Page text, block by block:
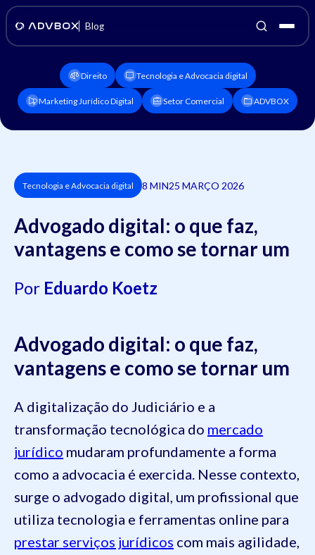
Blog
Direito Tecnologia e Advocacia digital
Marketing Jurídico Digital Setor Comercial ADVBOX
Tecnologia e Advocacia digital 8 MIN25 MARÇO 2026
Advogado digital: o que faz,
vantagens e como se tornar um
Por Eduardo Koetz
Advogado digital: o que faz,
vantagens e como se tornar um
A digitalização do Judiciário e a
transformação tecnológica do mercado
jurídico mudaram profundamente a forma
como a advocacia é exercida. Nesse contexto,
surge o advogado digital, um profissional que
utiliza tecnologia e ferramentas online para
prestar serviços jurídicos com mais agilidade,